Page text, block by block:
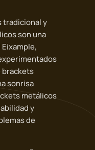
tradicional y
son una
brackets
sonrisa
metálicos
y
de